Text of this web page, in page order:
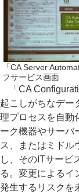
「CA Server
フサービス画面
「CA
起こしがちなデー
理プロセスを自動
ーク機器やサーバ
ス、またはミドル
し、そのITサービ
る。変更によるイ
発生するリスクを